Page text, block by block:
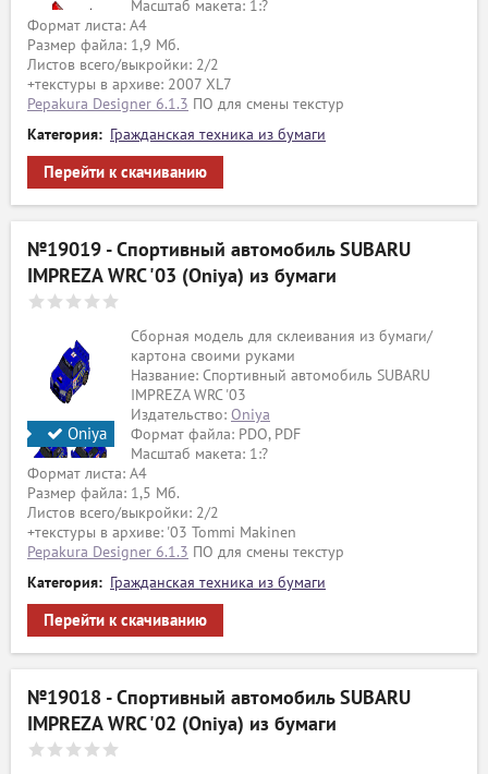
Масштаб макета: 1:?
Формат листа: А4
Размер файла: 1,9 Мб.
Листов всего/выкройки: 2/2
+текстуры в архиве: 2007 XL7
Pepakura Designer 6.1.3 ПО для смены текстур
Категория: Гражданская техника из бумаги
Перейти к скачиванию
№19019 - Спортивный автомобиль SUBARU
IMPREZA WRC '03 (Oniya) из бумаги
Oniya
Сборная модель для склеивания из бумаги/
картона своими руками
Название: Спортивный автомобиль SUBARU
IMPREZA WRC '03
Издательство: Oniya
Формат файла: PDO, PDF
Масштаб макета: 1:?
Формат листа: А4
Размер файла: 1,5 Мб.
Листов всего/выкройки: 2/2
+текстуры в архиве: '03 Tommi Makinen
Pepakura Designer 6.1.3 ПО для смены текстур
Категория: Гражданская техника из бумаги
Перейти к скачиванию
№19018 - Спортивный автомобиль SUBARU
IMPREZA WRC '02 (Oniya) из бумаги